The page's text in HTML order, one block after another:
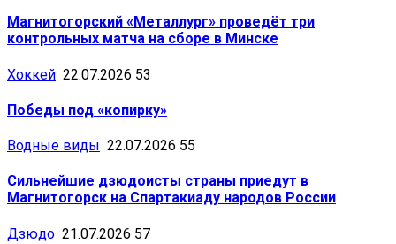
Магнитогорский «Металлург» проведёт три
контрольных матча на сборе в Минске
Хоккей 22.07.2026 53
Победы под «копирку»
Водные виды 22.07.2026 55
Сильнейшие дзюдоисты страны приедут в
Магнитогорск на Спартакиаду народов России
Дзюдо 21.07.2026 57